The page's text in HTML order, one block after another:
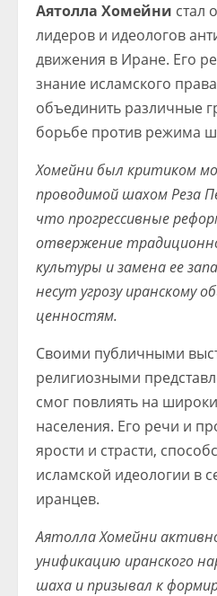
Аятолла Хомейни стал
лидеров и идеологов
движения в Иране. Его
знание исламского
объединить различные
борьбе против режима
Хомейни был критиком
проводимой шахом Реза
что прогрессивные
отвержение
культуры и замена ее
несут угрозу иранскому
ценностям.
Своими публичными
религиозными
смог повлиять на
населения. Его речи и
ярости и страсти,
исламской идеологии в
иранцев.
Аятолла Хомейни
унификацию иранского
шаха и призывал к